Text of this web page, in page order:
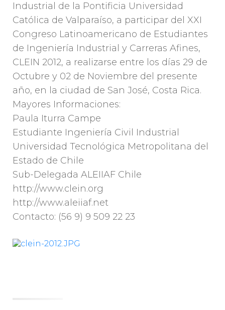
Industrial de la Pontificia Universidad
Católica de Valparaíso, a participar del XXI
Congreso Latinoamericano de Estudiantes
de Ingeniería Industrial y Carreras Afines,
CLEIN 2012, a realizarse entre los días 29 de
Octubre y 02 de Noviembre del presente
año, en la ciudad de San José, Costa Rica.
Mayores Informaciones:
Paula Iturra Campe
Estudiante Ingeniería Civil Industrial
Universidad Tecnológica Metropolitana del
Estado de Chile
Sub-Delegada ALEIIAF Chile
http://www.clein.org
http://www.aleiiaf.net
Contacto: (56 9) 9 509 22 23